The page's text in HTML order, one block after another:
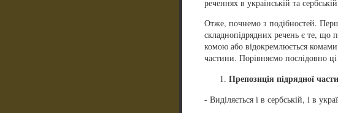
реченнях в українській та
Отже, почнемо з подібностей.
складнопідрядних речень є те, що
комою або відокремлюється
частини. Порівняємо послідовно
Препозиція підрядної
- Виділяється і в сербській, і в